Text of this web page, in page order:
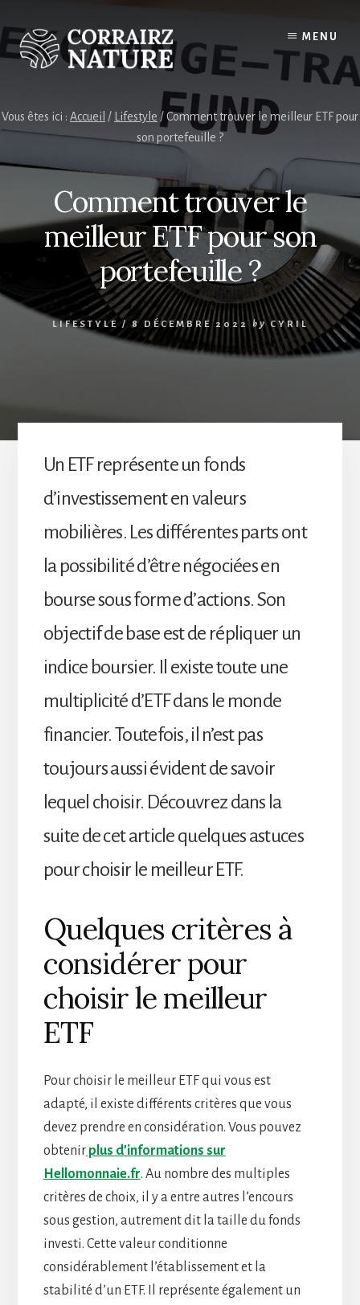
to
content
MENU
Vous êtes ici : Accueil / Lifestyle /Comment trouver le meilleur ETF pour
son portefeuille ?
Comment trouver le
meilleur ETF pour son
portefeuille ?
LIFESTYLE/ 8 DÉCEMBRE 2022 by CYRIL
Un ETF représente un fonds
d’investissement en valeurs
mobilières. Les différentes parts ont
la possibilité d’être négociées en
bourse sous forme d’actions. Son
objectif de base est de répliquer un
indice boursier. Il existe toute une
multiplicité d’ETF dans le monde
financier. Toutefois, il n’est pas
toujours aussi évident de savoir
lequel choisir. Découvrez dans la
suite de cet article quelques astuces
pour choisir le meilleur ETF.
Quelques critères à
considérer pour
choisir le meilleur
ETF
Pour choisir le meilleur ETF qui vous est
adapté, il existe différents critères que vous
devez prendre en considération. Vous pouvez
obtenirplus d’informations sur
Hellomonnaie.fr. Au nombre des multiples
critères de choix, il y a entre autres l’encours
sous gestion, autrement dit la taille du fonds
investi. Cette valeur conditionne
considérablement l’établissement et la
stabilité d’un ETF. Il représente également un